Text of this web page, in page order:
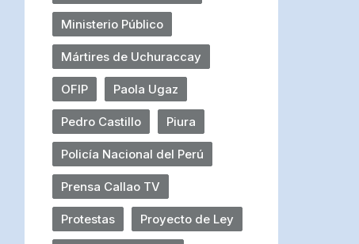
Ministerio Público
Mártires de Uchuraccay
OFIP Paola Ugaz
Pedro Castillo Piura
Policía Nacional del Perú
Prensa Callao TV
Protestas Proyecto de Ley